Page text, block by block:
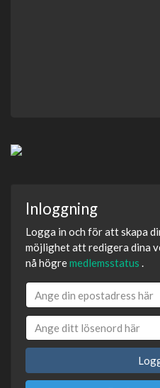
Inloggning
Logga in och för att skapa
möjlighet att redigera dina
nå högremedlemsstatus .